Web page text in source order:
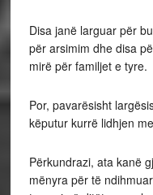
Disa janë larguar për
për arsimim dhe disa
mirë për familjet e tyre.
Por, pavarësisht
këputur kurrë lidhjen
Përkundrazi, ata kanë
mënyra për të